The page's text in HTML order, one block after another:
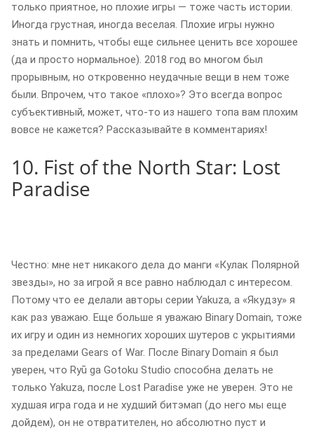
только приятное, но плохие игры — тоже часть истории.
Иногда грустная, иногда веселая. Плохие игры нужно
знать и помнить, чтобы еще сильнее ценить все хорошее
(да и просто нормальное). 2018 год во многом был
прорывным, но откровенно неудачные вещи в нем тоже
были. Впрочем, что такое «плохо»? Это всегда вопрос
субъективный, может, что-то из нашего топа вам плохим
вовсе не кажется? Рассказывайте в комментариях!
10. Fist of the North Star: Lost
Paradise
Честно: мне нет никакого дела до манги «Кулак Полярной
звезды», но за игрой я все равно наблюдал с интересом.
Потому что ее делали авторы серии Yakuza, а «Якудзу» я
как раз уважаю. Еще больше я уважаю Binary Domain, тоже
их игру и один из немногих хороших шутеров с укрытиями
за пределами Gears of War. После Binary Domain я был
уверен, что Ryū ga Gotoku Studio способна делать не
только Yakuza, после Lost Paradise уже не уверен. Это не
худшая игра года и не худший битэмап (до него мы еще
дойдем), он не отвратителен, но абсолютно пуст и